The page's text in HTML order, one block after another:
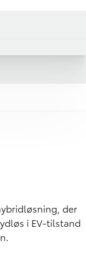
der
i EV-tilstand